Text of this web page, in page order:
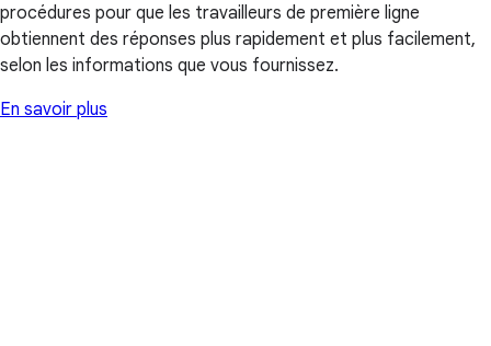
procédures pour que les travailleurs de première ligne
obtiennent des réponses plus rapidement et plus facilement,
selon les informations que vous fournissez.
En savoir plus